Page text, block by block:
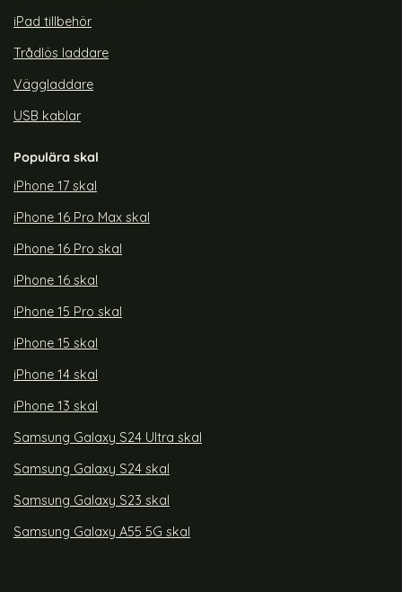
iPad tillbehör
Trådlös laddare
Väggladdare
USB kablar
Populära skal
iPhone 17 skal
iPhone 16 Pro Max skal
iPhone 16 Pro skal
iPhone 16 skal
iPhone 15 Pro skal
iPhone 15 skal
iPhone 14 skal
iPhone 13 skal
Samsung Galaxy S24 Ultra skal
Samsung Galaxy S24 skal
Samsung Galaxy S23 skal
Samsung Galaxy A55 5G skal